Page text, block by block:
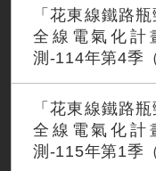
「花東線鐵路
全線電氣化計
測-114年第4季
「花東線鐵路
全線電氣化計
測-115年第1季